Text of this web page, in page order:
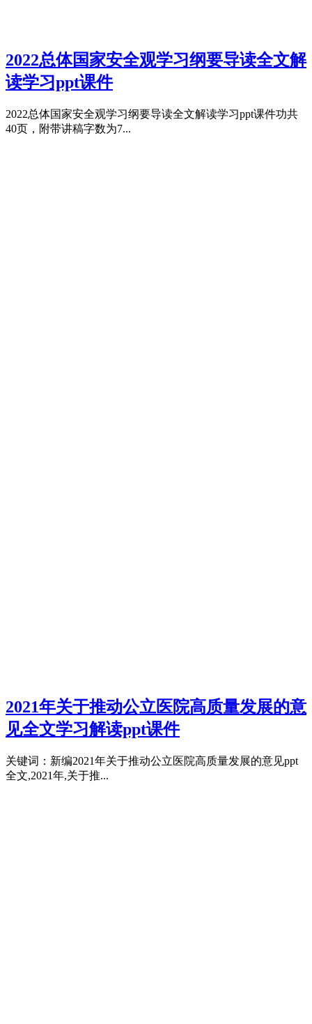
2022总体国家安全观学习纲要导读全文解
读学习ppt课件
2022总体国家安全观学习纲要导读全文解读学习ppt课件功共
40页，附带讲稿字数为7...
2021年关于推动公立医院高质量发展的意
见全文学习解读ppt课件
关键词：新编2021年关于推动公立医院高质量发展的意见ppt
全文,2021年,关于推...